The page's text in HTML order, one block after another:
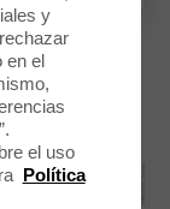
y
en el
el uso
Política